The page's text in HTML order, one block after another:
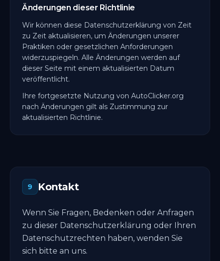
Änderungen dieser Richtlinie
Wir können diese Datenschutzerklärung von Zeit
zu Zeit aktualisieren, um Änderungen unserer
Praktiken oder gesetzlichen Anforderungen
widerzuspiegeln. Alle Änderungen werden auf
dieser Seite mit einem aktualisierten Datum
veröffentlicht.
Ihre fortgesetzte Nutzung von AutoClicker.org
nach Änderungen gilt als Zustimmung zur
aktualisierten Richtlinie.
9 Kontakt
Wenn Sie Fragen, Bedenken oder Anfragen
zu dieser Datenschutzerklärung oder Ihren
Datenschutzrechten haben, wenden Sie
sich bitte an uns.